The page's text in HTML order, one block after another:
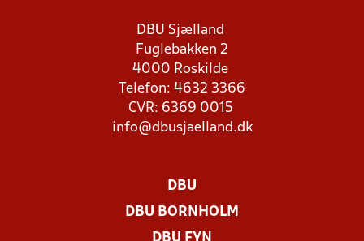
DBU Sjælland
Fuglebakken 2
4000 Roskilde
Telefon: 4632 3366
CVR: 6369 0015
info@dbusjaelland.dk
DBU
DBU BORNHOLM
DBU FYN